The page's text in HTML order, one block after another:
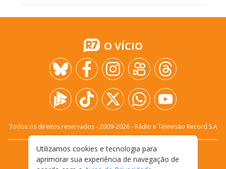
O VÍCIO
Todos os direitos reservados - 2009-2026- Rádio e Televisão Record S.A
FALE CONOSCO
PRIVACIDADE
TERMOS E CONDIÇÕES DE USO
Utilizamos cookies e tecnologia para
aprimorar sua experiência de navegação de